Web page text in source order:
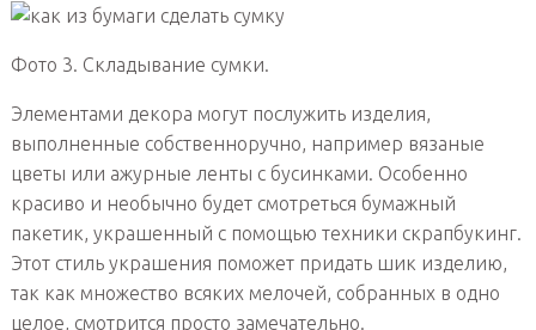
Фото 3. Складывание сумки.
Элементами декора могут послужить изделия,
выполненные собственноручно, например вязаные
цветы или ажурные ленты с бусинками. Особенно
красиво и необычно будет смотреться бумажный
пакетик, украшенный с помощью техники скрапбукинг.
Этот стиль украшения поможет придать шик изделию,
так как множество всяких мелочей, собранных в одно
целое, смотрится просто замечательно.